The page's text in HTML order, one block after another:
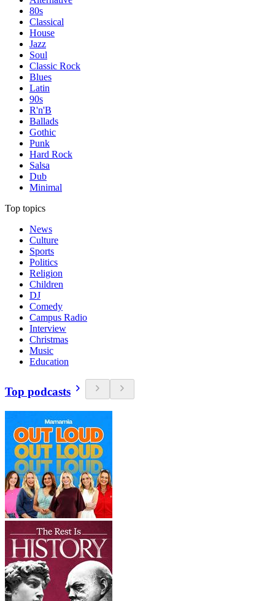
80s
Classical
House
Jazz
Soul
Classic Rock
Blues
Latin
90s
R'n'B
Ballads
Gothic
Punk
Hard Rock
Salsa
Dub
Minimal
Top topics
News
Culture
Sports
Politics
Religion
Children
DJ
Comedy
Campus Radio
Interview
Christmas
Music
Education
Top podcasts